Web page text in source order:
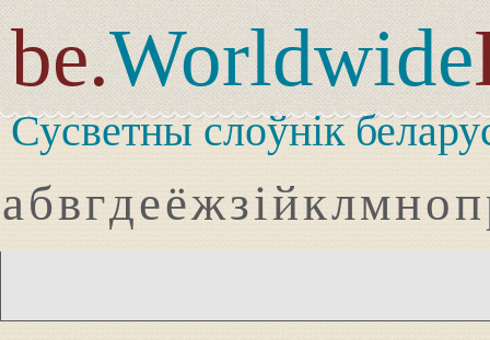
be.Worldwide
Сусветны слоўнік
абвгдеёжзійклмноп